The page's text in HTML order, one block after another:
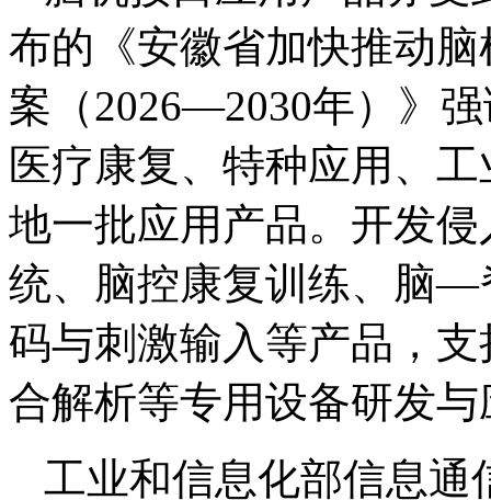
布的《安徽省加快推动
案（2026—2030年）》
医疗康复、特种应用、
地一批应用产品。开发
统、脑控康复训练、脑—
码与刺激输入等产品，
合解析等专用设备研发与
工业和信息化部信息通